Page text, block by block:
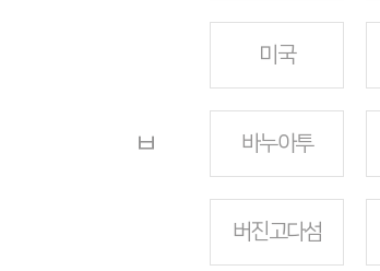
미국
ㅂ 바누아투
버진고다섬